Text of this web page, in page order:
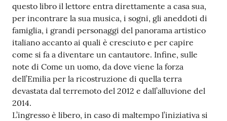
questo libro il lettore entra direttamente a casa sua,
per incontrare la sua musica, i sogni, gli aneddoti di
famiglia, i grandi personaggi del panorama artistico
italiano accanto ai quali è cresciuto e per capire
come si fa a diventare un cantautore. Infine, sulle
note di Come un uomo, da dove viene la forza
dell’Emilia per la ricostruzione di quella terra
devastata dal terremoto del 2012 e dall’alluvione del
2014.
L’ingresso è libero, in caso di maltempo l’iniziativa si